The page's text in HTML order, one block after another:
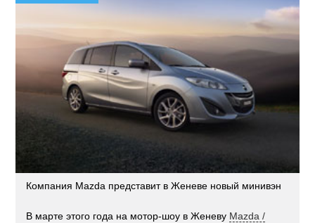
Компания Mazda представит в Женеве новый минивэн
В марте этого года на мотор-шоу в Женеву Mazda /